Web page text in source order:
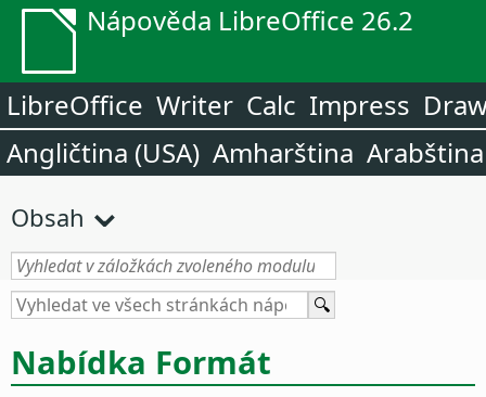
Nápověda LibreOffice 26.2
LibreOffice Writer Calc Impress
Angličtina (USA) Amharština Arabština
Obsah
Nabídka Formát